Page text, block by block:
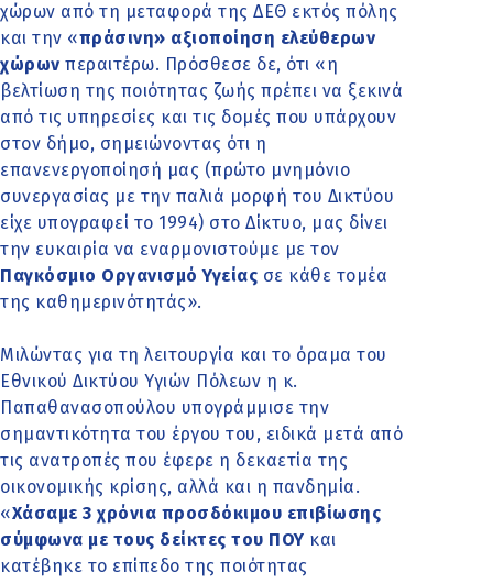
χώρων από τη μεταφορά της ΔΕΘ εκτός πόλης
και την «πράσινη» αξιοποίηση ελεύθερων
χώρων περαιτέρω. Πρόσθεσε δε, ότι «η
βελτίωση της ποιότητας ζωής πρέπει να ξεκινά
από τις υπηρεσίες και τις δομές που υπάρχουν
στον δήμο, σημειώνοντας ότι η
επανενεργοποίησή μας (πρώτο μνημόνιο
συνεργασίας με την παλιά μορφή του Δικτύου
είχε υπογραφεί το 1994) στο Δίκτυο, μας δίνει
την ευκαιρία να εναρμονιστούμε με τον
Παγκόσμιο Οργανισμό Υγείας σε κάθε τομέα
της καθημερινότητάς».
Μιλώντας για τη λειτουργία και το όραμα του
Εθνικού Δικτύου Υγιών Πόλεων η κ.
Παπαθανασοπούλου υπογράμμισε την
σημαντικότητα του έργου του, ειδικά μετά από
τις ανατροπές που έφερε η δεκαετία της
οικονομικής κρίσης, αλλά και η πανδημία.
«Χάσαμε 3 χρόνια προσδόκιμου επιβίωσης
σύμφωνα με τους δείκτες του ΠΟΥ και
κατέβηκε το επίπεδο της ποιότητας